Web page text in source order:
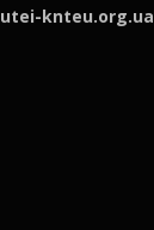
knteu.org.ua